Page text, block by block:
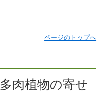
ページのトップへ
肉植物の寄せ